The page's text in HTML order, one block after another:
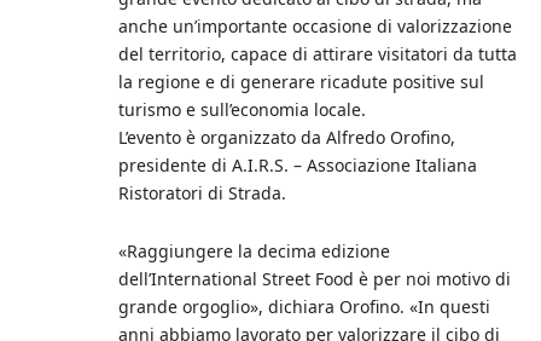
anche un’importante occasione di valorizzazione
del territorio, capace di attirare visitatori da tutta
la regione e di generare ricadute positive sul
turismo e sull’economia locale.
L’evento è organizzato da Alfredo Orofino,
presidente di A.I.R.S. – Associazione Italiana
Ristoratori di Strada.
«Raggiungere la decima edizione
dell’International Street Food è per noi motivo di
grande orgoglio», dichiara Orofino. «In questi
anni abbiamo lavorato per valorizzare il cibo di